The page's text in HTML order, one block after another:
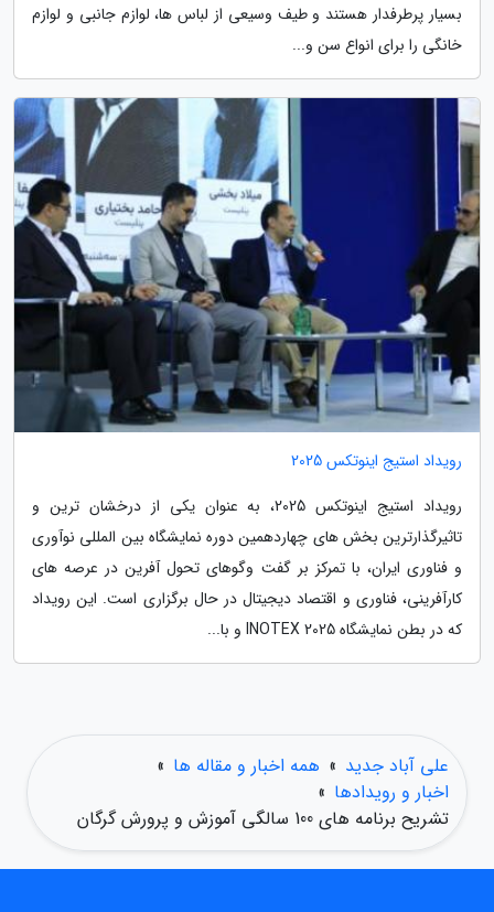
بسیار پرطرفدار هستند و طیف وسیعی از لباس ها، لوازم جانبی و لوازم
خانگی را برای انواع سن و...
رویداد استیج اینوتکس 2025
رویداد استیج اینوتکس 2025، به عنوان یکی از درخشان ترین و
تاثیرگذارترین بخش های چهاردهمین دوره نمایشگاه بین المللی نوآوری
و فناوری ایران، با تمرکز بر گفت وگوهای تحول آفرین در عرصه های
کارآفرینی، فناوری و اقتصاد دیجیتال در حال برگزاری است. این رویداد
که در بطن نمایشگاه INOTEX 2025 و با...
علی آباد جدید » همه اخبار و مقاله ها »
اخبار و رویدادها »
تشریح برنامه های 100 سالگی آموزش و پرورش گرگان